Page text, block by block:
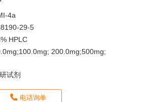
4a
29-5
HPLC
200.0mg;500mg;
试剂
电话询单